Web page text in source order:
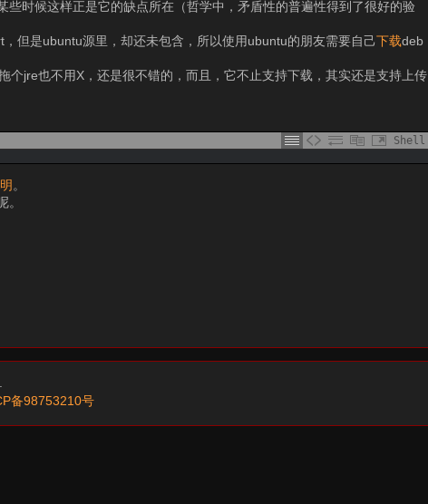
时候这样正是它的缺点所在（哲学中，矛盾性的普遍性得到了很好的验
但是ubuntu源里，却还未包含，所以使用ubuntu的朋友需要自己下载deb
jre也不用X，还是很不错的，而且，它不止支持下载，其实还是支持上传
Shell
。
。
备98753210号